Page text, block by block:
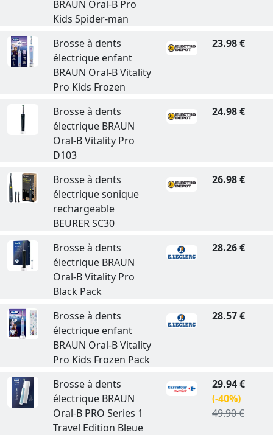
BRAUN Oral-B Pro
Kids Spider-man
Brosse à dents
électrique enfant
BRAUN Oral-B Vitality
Pro Kids Frozen
23.98 €
Brosse à dents
électrique BRAUN
Oral-B Vitality Pro
D103
24.98 €
Brosse à dents
électrique sonique
rechargeable
BEURER SC30
26.98 €
Brosse à dents
électrique BRAUN
Oral-B Vitality Pro
Black Pack
28.26 €
Brosse à dents
électrique enfant
BRAUN Oral-B Vitality
Pro Kids Frozen Pack
28.57 €
Brosse à dents
électrique BRAUN
Oral-B PRO Series 1
Travel Edition Bleue
29.94 €
(-40%)
49.90 €